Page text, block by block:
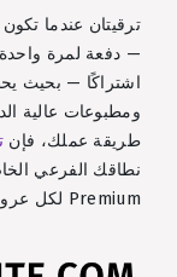
ترقيتان عندما
— دفعة لمرة واحدة
اشتراكًا — بحيث
ومطبوعات عالية
طريقة عملك، فإن
نطاقك الفرعي
Premium لكل عروسين.